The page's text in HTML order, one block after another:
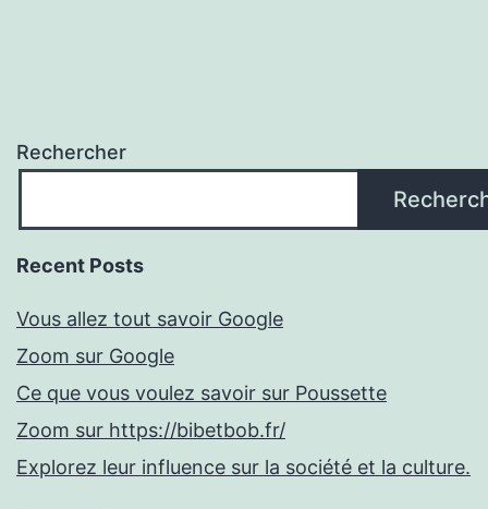
Rechercher
Recent Posts
Vous allez tout savoir Google
Zoom sur Google
Ce que vous voulez savoir sur Poussette
Zoom sur https://bibetbob.fr/
Explorez leur influence sur la société et la culture.